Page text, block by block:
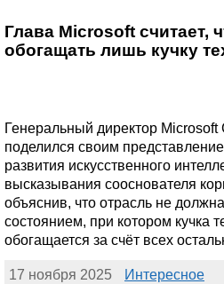
Глава Microsoft считает,
обогащать лишь кучку
Генеральный директор
поделился своим
развития искусственного
высказывания сооснователя
объяснив, что отрасль не
состоянием, при котором кучка
обогащается за счёт всех
17 ноября 2025 Интересное